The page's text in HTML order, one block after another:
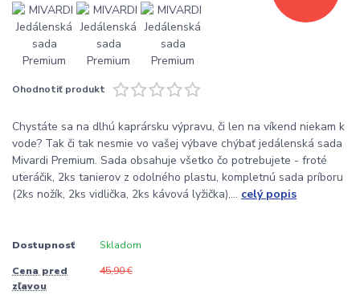
Ohodnotiť produkt
Chystáte sa na dlhú kaprársku výpravu, či len na víkend niekam k
vode? Tak či tak nesmie vo vašej výbave chýbať jedálenská sada
Mivardi Premium. Sada obsahuje všetko čo potrebujete - froté
uteráčik, 2ks tanierov z odolného plastu, kompletnú sada príboru
(2ks nožík, 2ks vidlička, 2ks kávová lyžička),... celý popis
Dostupnosť Skladom
Cena pred
zľavou
45,90 €